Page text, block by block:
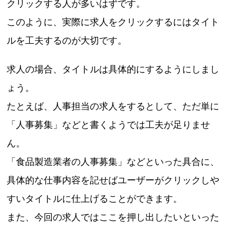
クリックする人が多いはずです。
このように、実際に求人をクリックするにはタイト
ルを工夫するのが大切です。
求人の場合、タイトルは具体的にするようにしまし
ょう。
たとえば、人事担当の求人をするとして、ただ単に
「人事募集」などと書くようでは工夫が足りませ
ん。
「食品製造業者の人事募集」などといった具合に、
具体的な仕事内容を記せばユーザーがクリックしや
すいタイトルに仕上げることができます。
また、今回の求人ではここを押し出したいといった